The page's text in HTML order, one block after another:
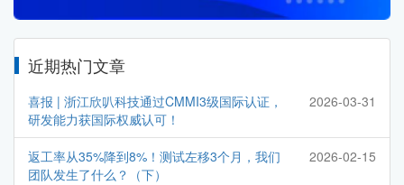
近期热门文章
喜报 | 浙江欣叭科技通过CMMI3级国际认证，
研发能力获国际权威认可！
2026-03-31
返工率从35%降到8%！测试左移3个月，我们
团队发生了什么？（下）
2026-02-15